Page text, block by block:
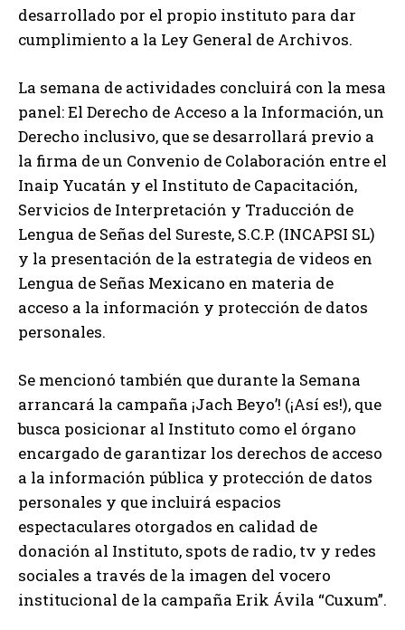
desarrollado por el propio instituto para dar
cumplimiento a la Ley General de Archivos.
La semana de actividades concluirá con la mesa
panel: El Derecho de Acceso a la Información, un
Derecho inclusivo, que se desarrollará previo a
la firma de un Convenio de Colaboración entre el
Inaip Yucatán y el Instituto de Capacitación,
Servicios de Interpretación y Traducción de
Lengua de Señas del Sureste, S.C.P. (INCAPSI SL)
y la presentación de la estrategia de videos en
Lengua de Señas Mexicano en materia de
acceso a la información y protección de datos
personales.
Se mencionó también que durante la Semana
arrancará la campaña ¡Jach Beyo’! (¡Así es!), que
busca posicionar al Instituto como el órgano
encargado de garantizar los derechos de acceso
a la información pública y protección de datos
personales y que incluirá espacios
espectaculares otorgados en calidad de
donación al Instituto, spots de radio, tv y redes
sociales a través de la imagen del vocero
institucional de la campaña Erik Ávila “Cuxum”.